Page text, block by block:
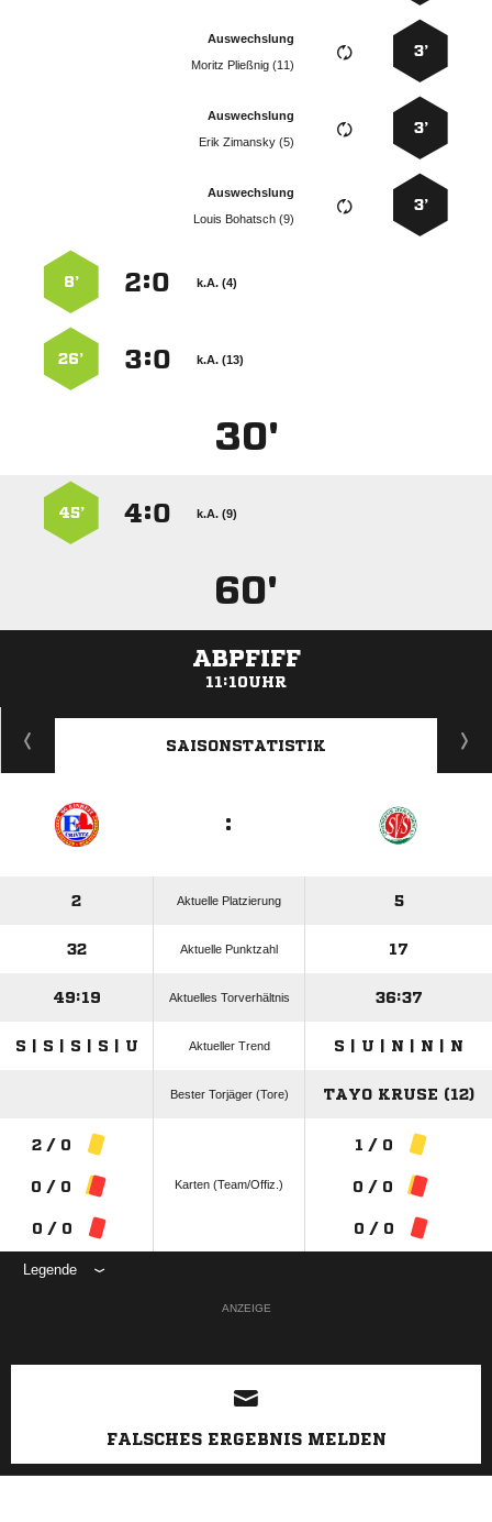
3’
Auswechslung
  
3’
Auswechslung
  
3’
Auswechslung
  
k.A. (4)
:
8’
k.A. (13)
:
26’
30'
k.A. (9)
:
45’
60'
ABPFIFF
11:10UHR
ANZEIGE
SAISONSTATISTIK
:
2 Aktuelle Platzierung 5
32 Aktuelle Punktzahl 17
49:19 Aktuelles Torverhältnis 36:37
S | S | S | S | U Aktueller Trend S | U | N | N | N
Bester Torjäger (Tore) TAYO KRUSE (12)
2 / 0
0 / 0
0 / 0
Karten (Team/Offiz.)
1 / 0
0 / 0
0 / 0
Legende
ANZEIGE
FALSCHES ERGEBNIS MELDEN